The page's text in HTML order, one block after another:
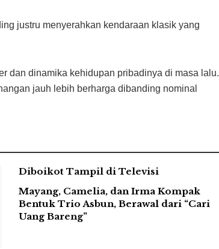
justru menyerahkan kendaraan klasik yang
dan dinamika kehidupan pribadinya di masa lalu.
jauh lebih berharga dibanding nominal
Diboikot Tampil di Televisi
Mayang, Camelia, dan Irma Kompak
Bentuk Trio Asbun, Berawal dari “Cari
Uang Bareng”